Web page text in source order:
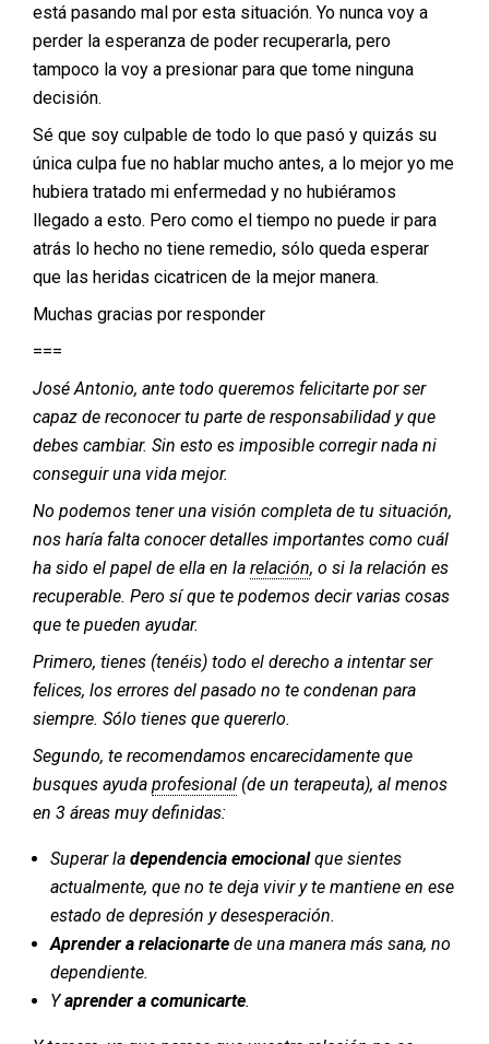
está pasando mal por esta situación. Yo nunca voy a
perder la esperanza de poder recuperarla, pero
tampoco la voy a presionar para que tome ninguna
decisión.
Sé que soy culpable de todo lo que pasó y quizás su
única culpa fue no hablar mucho antes, a lo mejor yo me
hubiera tratado mi enfermedad y no hubiéramos
llegado a esto. Pero como el tiempo no puede ir para
atrás lo hecho no tiene remedio, sólo queda esperar
que las heridas cicatricen de la mejor manera.
Muchas gracias por responder
===
José Antonio, ante todo queremos felicitarte por ser
capaz de reconocer tu parte de responsabilidad y que
debes cambiar. Sin esto es imposible corregir nada ni
conseguir una vida mejor.
No podemos tener una visión completa de tu situación,
nos haría falta conocer detalles importantes como cuál
ha sido el papel de ella en la relación, o si la relación es
recuperable. Pero sí que te podemos decir varias cosas
que te pueden ayudar.
Primero, tienes (tenéis) todo el derecho a intentar ser
felices, los errores del pasado no te condenan para
siempre. Sólo tienes que quererlo.
Segundo, te recomendamos encarecidamente que
busques ayuda profesional (de un terapeuta), al menos
en 3 áreas muy definidas:
Superar la dependencia emocionalque sientes
actualmente, que no te deja vivir y te mantiene en ese
estado de depresión y desesperación.
Aprender a relacionarte de una manera más sana, no
dependiente.
Yaprender a comunicarte.